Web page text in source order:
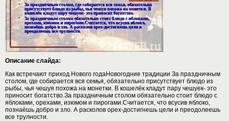
Описание слайда:
Как встречают приход Нового годаНовогодние традиции За праздничным
столом, где собирается вся семья, обязательно присутствует блюдо из
рыбы, чья чешуя похожа на монетки. В кошелёк кладут пару чешуек- это
приносит богатство.За праздничным столом обязательно стоит блюдо с
яблоками, орехами, изюмом и пирогами.Считается, что всусив яблоко,
познаёшь добро и зло. А расколов орех-достигнешь цели и преодолеешь
все трулности.